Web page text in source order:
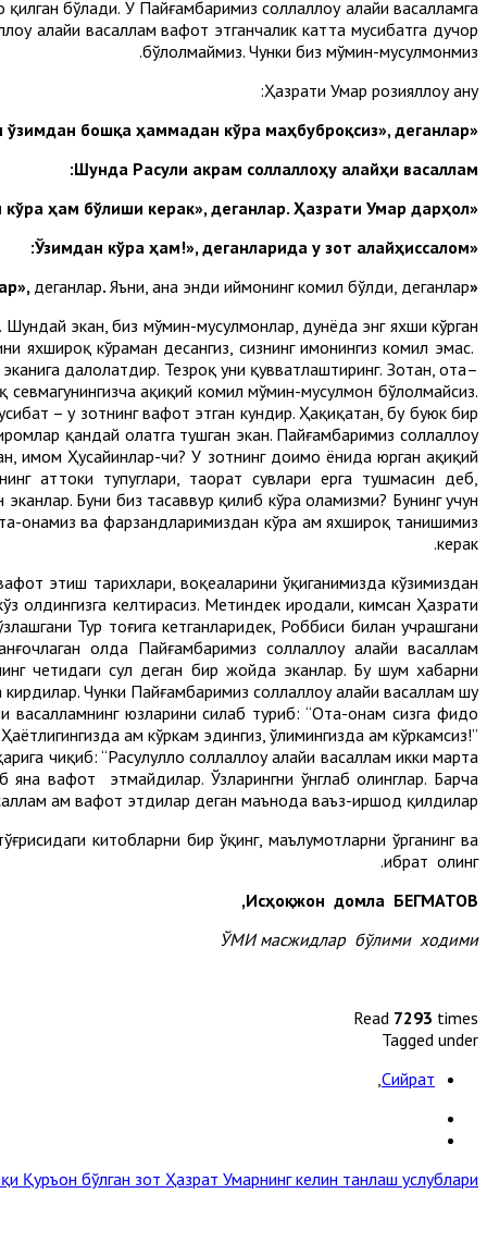
бўлади. У Пайғамбаримиз соллаллоҳу алайҳи васалламга
алайҳи васаллам вафот этганчалик катта мусибатга дучор
бўлолмаймиз. Чунки биз мўмин-мусулмонмиз.
Ҳазрати Умар розияллоҳу анҳу:
«Эй Аллоҳнинг Расули, сиз мен учун ўзимдан бошқа ҳаммадан кўра маҳбуброқсиз», деганлар.
Шунда Расули акрам соллаллоҳу алайҳи васаллам:
«Ундай бўлса, бўлмапти. Ўзингдан кўра ҳам бўлиши керак», деганлар. Ҳазрати Умар дарҳол:
«Ўзимдан кўра ҳам!», деганларида у зот алайҳиссалом:
«Ана энди бўлди, эй Умар»,
деганлар. Яъни, ана энди иймонинг комил бўлди, деганлар.
экан, биз мўмин-мусулмонлар, дунёда энг яхши кўрган
яхшироқ кўраман десангиз, сизнинг имонингиз комил эмас.
далолатдир. Тезроқ уни қувватлаштиринг. Зотан, ота–
ҳақиқий комил мўмин-мусулмон бўлолмайсиз.
– у зотнинг вафот этган кундир. Ҳақиқатан, бу буюк бир
қандай ҳолатга тушган экан. Пайғамбаримиз соллаллоҳу
имом Ҳусайинлар-чи? У зотнинг доимо ёнида юрган ҳақиқий
ҳаттоки тупуглари, таҳорат сувлари ерга тушмасин деб,
Буни биз тасаввур қилиб кўра оламизми? Бунинг учун
онамиз ва фарзандларимиздан кўра ҳам яхшироқ танишимиз
керак.
этиш тарихлари, воқеаларини ўқиганимизда кўзимиздан
олдингизга келтирасиз. Метиндек иродали, кимсан Ҳазрати
Тур тоғига кетганларидек, Роббиси билан учрашгани
ҳолда Пайғамбаримиз соллаллоҳу алайҳи васаллам
четидаги сулҳ деган бир жойда эканлар. Бу шум хабарни
Чунки Пайғамбаримиз соллаллоҳу алайҳи васаллам шу
васалламнинг юзларини силаб туриб: “Ота-онам сизга фидо
ҳам кўркам эдингиз, ўлимингизда ҳам кўркамсиз!”
чиқиб: “Расулуллоҳ соллаллоҳу алайҳи васаллам икки марта
вафот этмайдилар. Ўзларингни ўнглаб олинглар. Барча
ҳам вафот этдилар деган маънода ваъз-иршод қилдилар.
китобларни бир ўқинг, маълумотларни ўрганинг ва
ибрат олинг.
Исҳоқжон домла БЕГМАТОВ,
ЎМИ масжидлар бўлими ходими
Read 7293 times
Tagged under
Сийрат
Қуръон бўлган зот Ҳазрат Умарнинг келин танлаш услублари »